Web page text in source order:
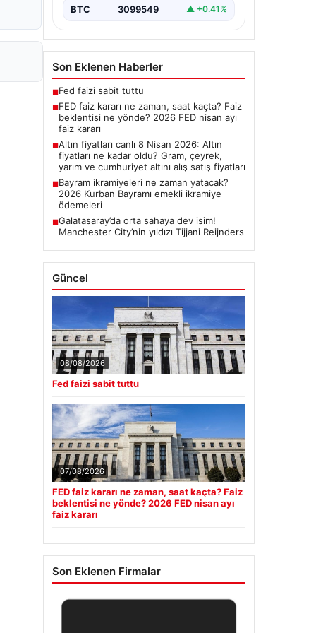
BTC 3099549 ▲ +0.41%
Son Eklenen Haberler
■Fed faizi sabit tuttu
■FED faiz kararı ne zaman, saat kaçta? Faiz
beklentisi ne yönde? 2026 FED nisan ayı
faiz kararı
■Altın fiyatları canlı 8 Nisan 2026: Altın
fiyatları ne kadar oldu? Gram, çeyrek,
yarım ve cumhuriyet altını alış satış fiyatları
■Bayram ikramiyeleri ne zaman yatacak?
2026 Kurban Bayramı emekli ikramiye
ödemeleri
■Galatasaray’da orta sahaya dev isim!
Manchester City’nin yıldızı Tijjani Reijnders
Güncel
08/08/2026
Fed faizi sabit tuttu
07/08/2026
FED faiz kararı ne zaman, saat kaçta? Faiz
beklentisi ne yönde? 2026 FED nisan ayı
faiz kararı
Son Eklenen Firmalar